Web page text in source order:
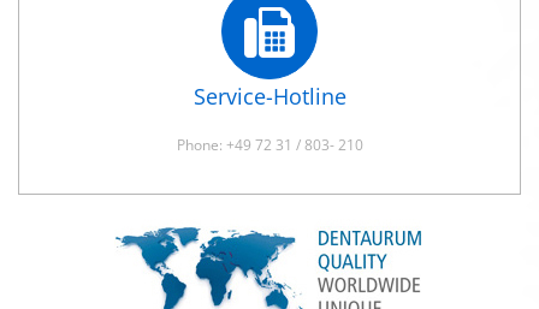
Service-Hotline
Phone: +49 72 31 / 803- 210